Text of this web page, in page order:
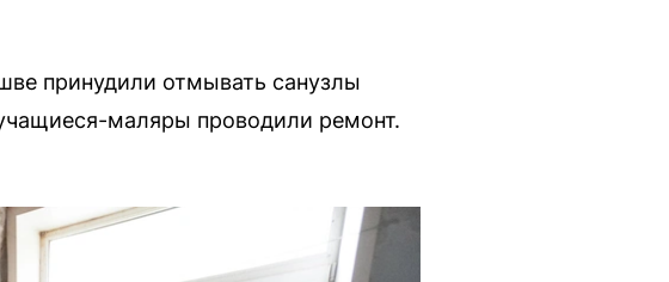
принудили отмывать санузлы
маляры проводили ремонт.